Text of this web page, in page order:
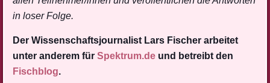
in loser Folge.
Der Wissenschaftsjournalist Lars Fischer arbeitet
unter anderem für Spektrum.de und betreibt den
Fischblog.